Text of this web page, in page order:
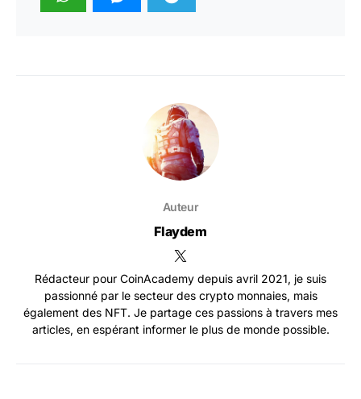
Auteur
Flaydem
Rédacteur pour CoinAcademy depuis avril 2021, je suis
passionné par le secteur des crypto monnaies, mais
également des NFT. Je partage ces passions à travers mes
articles, en espérant informer le plus de monde possible.